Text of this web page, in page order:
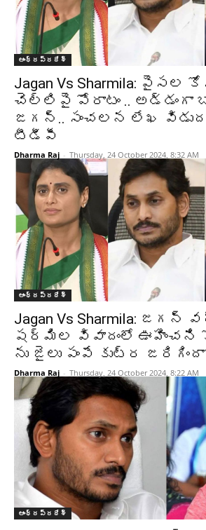
ఆంధ్రప్రదేశ్‌
Jagan Vs Sharmila: పైసల
చెల్లిపై పోరాటం .. అడ్డంగా
జగన్.. సంచలన లేఖ
టీడీపీ
Dharma Raj - Thursday, 24 October 2024, 8:32 AM
ఆంధ్రప్రదేశ్‌
Jagan Vs Sharmila: జగన్
షర్మిల వివాదంలో ఊహించని
ను జైలు పంపే కుట్ర
Dharma Raj - Thursday, 24 October 2024, 8:22 AM
ఆంధ్రప్రదేశ్‌